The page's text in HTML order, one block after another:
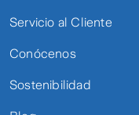
Servicio al Cliente
Conócenos
Sostenibilidad